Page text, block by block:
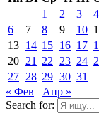
1
2 3 4
6
7 8 9 10
13 14 15 16 17
20 21 22 23 24
27 28 29 30 31
« Фев
Апр »
Search for: